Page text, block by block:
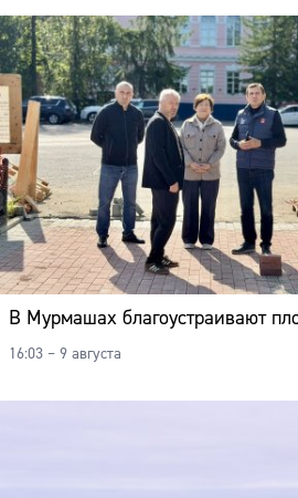
В Мурмашах благоустраивают
16:03 – 9 августа